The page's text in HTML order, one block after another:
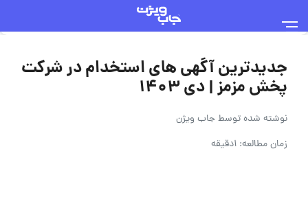
جدیدترین آگهی های استخدام در شرکت
پخش مزمز | دی ۱۴۰۳
نوشته شده توسطجاب ویژن
زمان مطالعه: 1دقیقه